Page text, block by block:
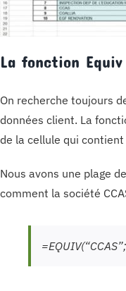
La fonction Equiv
On recherche toujours
données client. La
de la cellule qui
Nous avons une plage
comment la société